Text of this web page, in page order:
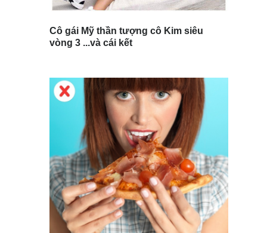
Cô gái Mỹ thần tượng cô Kim siêu
vòng 3 ...và cái kết